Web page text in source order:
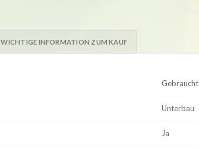
WICHTIGE INFORMATION ZUM KAUF
Gebraucht
Unterbau
Ja